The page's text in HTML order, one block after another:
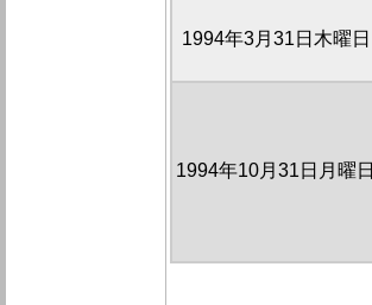
1994年3月31日木曜日
1994年10月31日月曜日